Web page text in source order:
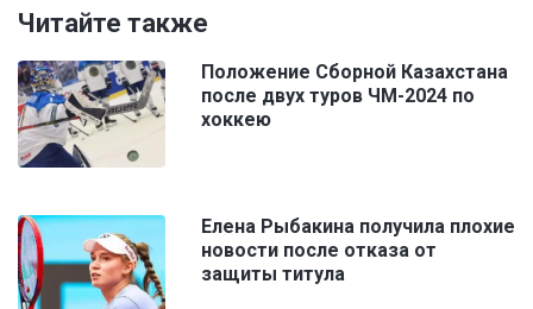
Читайте также
Положение Сборной Казахстана
после двух туров ЧМ-2024 по
хоккею
Елена Рыбакина получила плохие
новости после отказа от
защиты титула